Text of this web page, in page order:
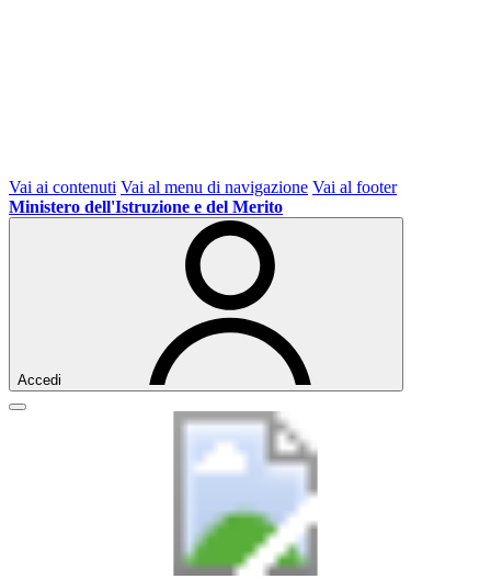
Vai ai contenuti Vai al menu di navigazione Vai al footer
Ministero dell'Istruzione e del Merito
Accedi